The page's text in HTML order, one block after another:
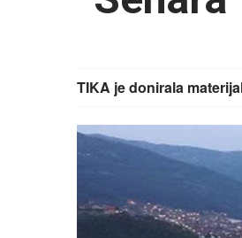
TIKA je donirala